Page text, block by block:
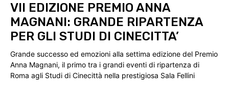
VII EDIZIONE PREMIO ANNA
MAGNANI: GRANDE RIPARTENZA
PER GLI STUDI DI CINECITTA’
Grande successo ed emozioni alla settima edizione del Premio
Anna Magnani, il primo tra i grandi eventi di ripartenza di
Roma agli Studi di Cinecittà nella prestigiosa Sala Fellini